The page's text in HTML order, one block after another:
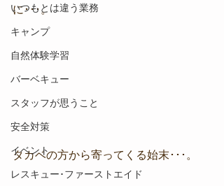
いつもとは違う業務
キャンプ
自然体験学習
バーベキュー
スタッフが思うこと
安全対策
イベント
レスキュー･ファーストエイド
に･･･。
タカベの方から寄ってくる始末･･･。